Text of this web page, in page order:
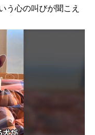
う心の叫びが聞こえ